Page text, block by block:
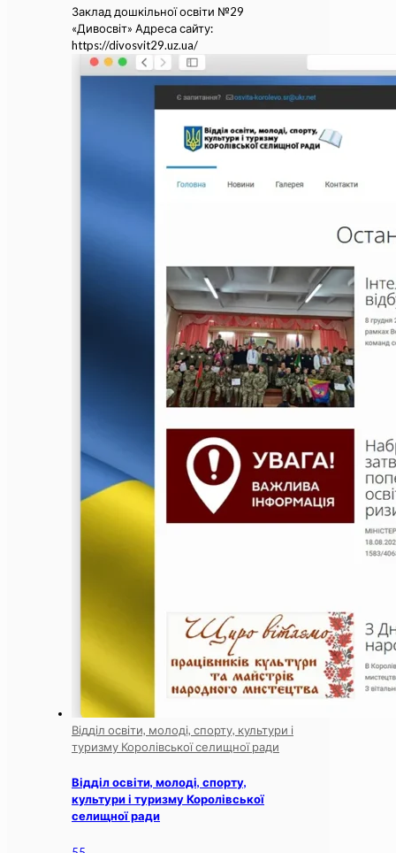
Заклад дошкільної освіти №29
«Дивосвіт» Адреса сайту:
https://divosvit29.uz.ua/
Відділ освіти, молоді, спорту, культури і
туризму Королівської селищної ради
Відділ освіти, молоді, спорту,
культури і туризму Королівської
селищної ради